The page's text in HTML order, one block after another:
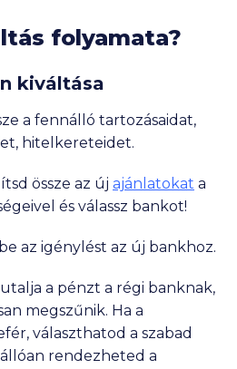
folyamata?
kiváltása
a fennálló tartozásaidat,
hitelkereteidet.
össze az új ajánlatokat a
és válassz bankot!
az igénylést az új bankhoz.
a pénzt a régi banknak,
megszűnik. Ha a
választhatod a szabad
rendezheted a